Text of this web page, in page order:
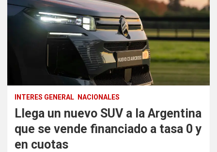
INTERES GENERAL NACIONALES
Llega un nuevo SUV a la Argentina
que se vende financiado a tasa 0 y
en cuotas